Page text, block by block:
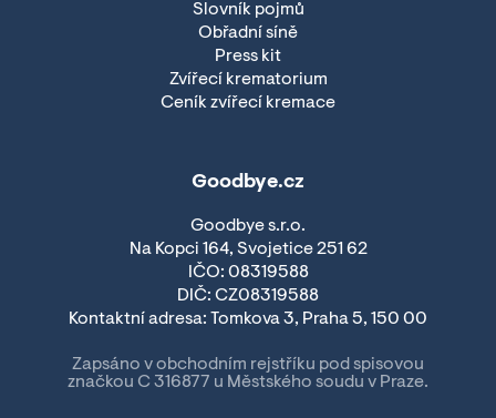
Slovník pojmů
Obřadní síně
Press kit
Zvířecí krematorium
Ceník zvířecí kremace
Goodbye.cz
Goodbye s.r.o.
Na Kopci 164, Svojetice 251 62
IČO: 08319588
DIČ: CZ08319588
Kontaktní adresa: Tomkova 3, Praha 5, 150 00
Zapsáno v obchodním rejstříku pod spisovou
značkou C 316877 u Městského soudu v Praze.